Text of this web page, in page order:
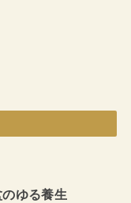
ゆる養生